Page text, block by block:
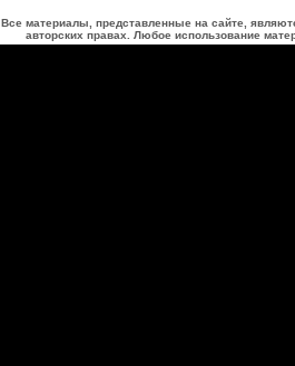
Все материалы, представленные на сайте,
авторских правах. Любое использование